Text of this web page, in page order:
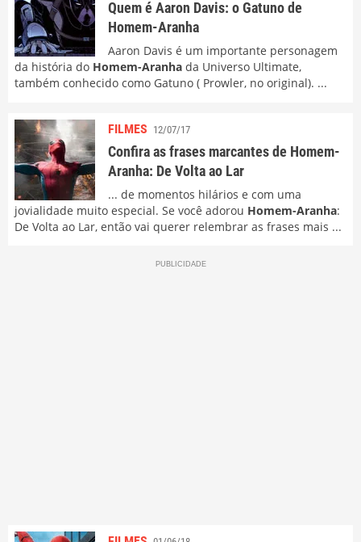
Quem é Aaron Davis: o Gatuno de
Homem-Aranha
Aaron Davis é um importante personagem
da história do Homem-Aranha da Universo Ultimate,
também conhecido como Gatuno ( Prowler, no original). ...
FILMES 12/07/17
Confira as frases marcantes de Homem-
Aranha: De Volta ao Lar
... de momentos hilários e com uma
jovialidade muito especial. Se você adorou Homem-Aranha:
De Volta ao Lar, então vai querer relembrar as frases mais ...